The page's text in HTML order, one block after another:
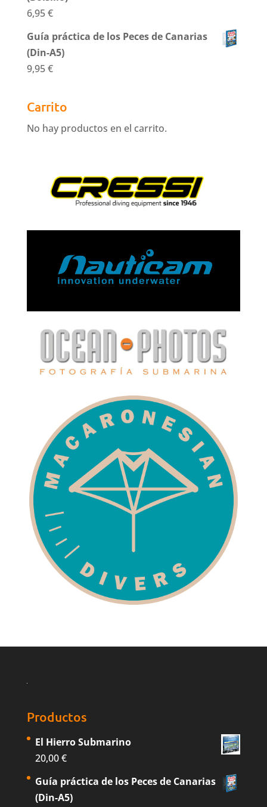
6,95€
Guía práctica de los Peces de Canarias
(Din-A5)
9,95€
Carrito
No hay productos en el carrito.
Productos
El Hierro Submarino
20,00€
Guía práctica de los Peces de Canarias
(Din-A5)